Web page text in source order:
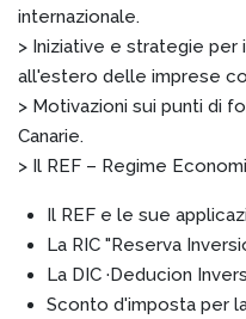
internazionale.
> Iniziative e strategie
all'estero delle imprese
> Motivazioni sui punti di
Canarie.
> Il REF – Regime
Il REF e le sue
La RIC "Reserva
La DIC ·Deducion
Sconto d'imposta per